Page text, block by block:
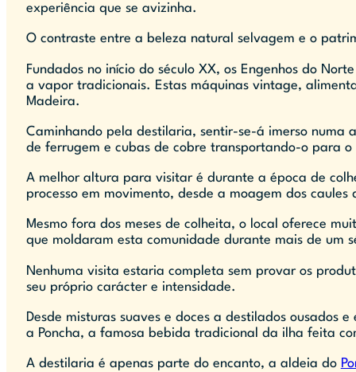
experiência que se avizinha.
O contraste entre a beleza natural selvagem e o
Fundados no início do século XX, os Engenhos do
a vapor tradicionais. Estas máquinas vintage,
Madeira.
Caminhando pela destilaria, sentir-se-á imerso numa
de ferrugem e cubas de cobre transportando-o para
A melhor altura para visitar é durante a época de
processo em movimento, desde a moagem dos
Mesmo fora dos meses de colheita, o local oferece
que moldaram esta comunidade durante mais de um
Nenhuma visita estaria completa sem provar os
seu próprio carácter e intensidade.
Desde misturas suaves e doces a destilados
a Poncha, a famosa bebida tradicional da ilha feita
A destilaria é apenas parte do encanto, a aldeia do